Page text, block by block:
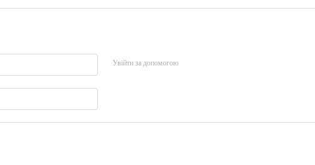
Увійти за допомогою